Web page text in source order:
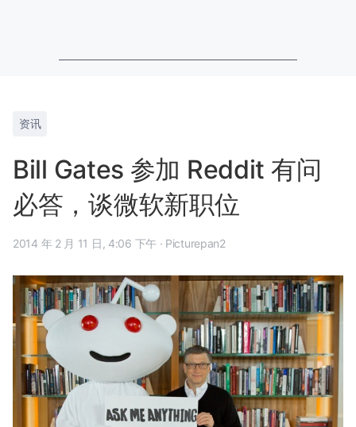
资讯
Bill Gates 参加 Reddit 有问
必答，谈微软新职位
2014 年 2 月 11 日, 4:06 下午 · Picturepan2